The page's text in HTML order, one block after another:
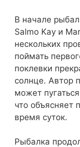
В начале
Salmo Kay и
нескольких
поймать
поклевки
солнце. Автор
может
что объясняет
время суток.
Рыбалка